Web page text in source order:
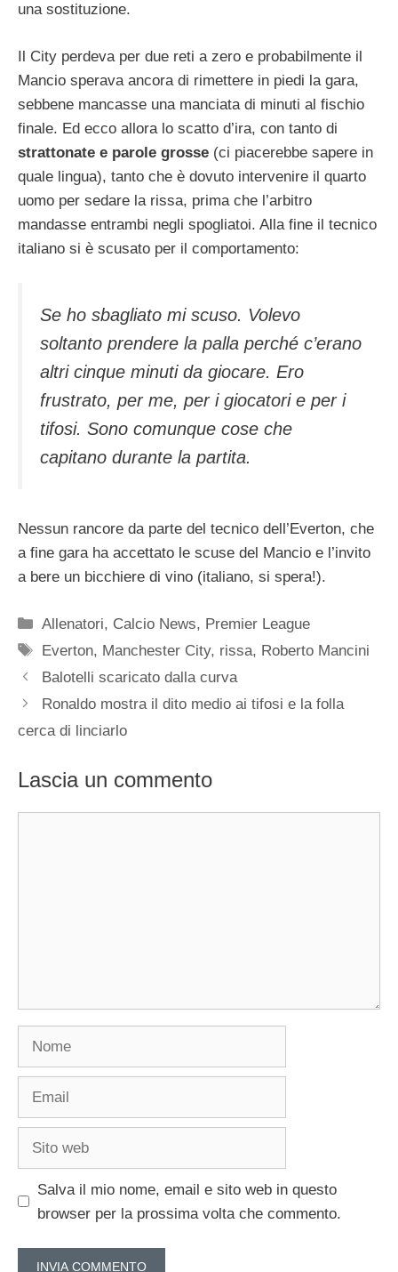
una sostituzione.
Il City perdeva per due reti a zero e probabilmente il
Mancio sperava ancora di rimettere in piedi la gara,
sebbene mancasse una manciata di minuti al fischio
finale. Ed ecco allora lo scatto d’ira, con tanto di
strattonate e parole grosse (ci piacerebbe sapere in
quale lingua), tanto che è dovuto intervenire il quarto
uomo per sedare la rissa, prima che l’arbitro
mandasse entrambi negli spogliatoi. Alla fine il tecnico
italiano si è scusato per il comportamento:
Se ho sbagliato mi scuso. Volevo
soltanto prendere la palla perché c’erano
altri cinque minuti da giocare. Ero
frustrato, per me, per i giocatori e per i
tifosi. Sono comunque cose che
capitano durante la partita.
Nessun rancore da parte del tecnico dell’Everton, che
a fine gara ha accettato le scuse del Mancio e l’invito
a bere un bicchiere di vino (italiano, si spera!).
Categorie
Allenatori, Calcio News, Premier League
Tag
Everton, Manchester City, rissa, Roberto Mancini
Balotelli scaricato dalla curva
Ronaldo mostra il dito medio ai tifosi e la folla
cerca di linciarlo
Lascia un commento
Salva il mio nome, email e sito web in questo
browser per la prossima volta che commento.